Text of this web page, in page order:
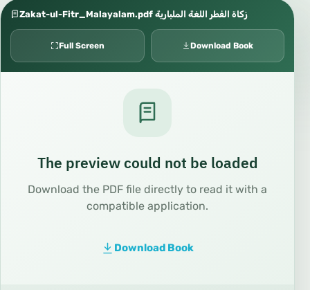
Zakat-ul-Fitr_Malayalam.pdf زكاة الفطر اللغة الملبارية
Full Screen Download Book
The preview could not be loaded
Download the PDF file directly to read it with a
compatible application.
Download Book